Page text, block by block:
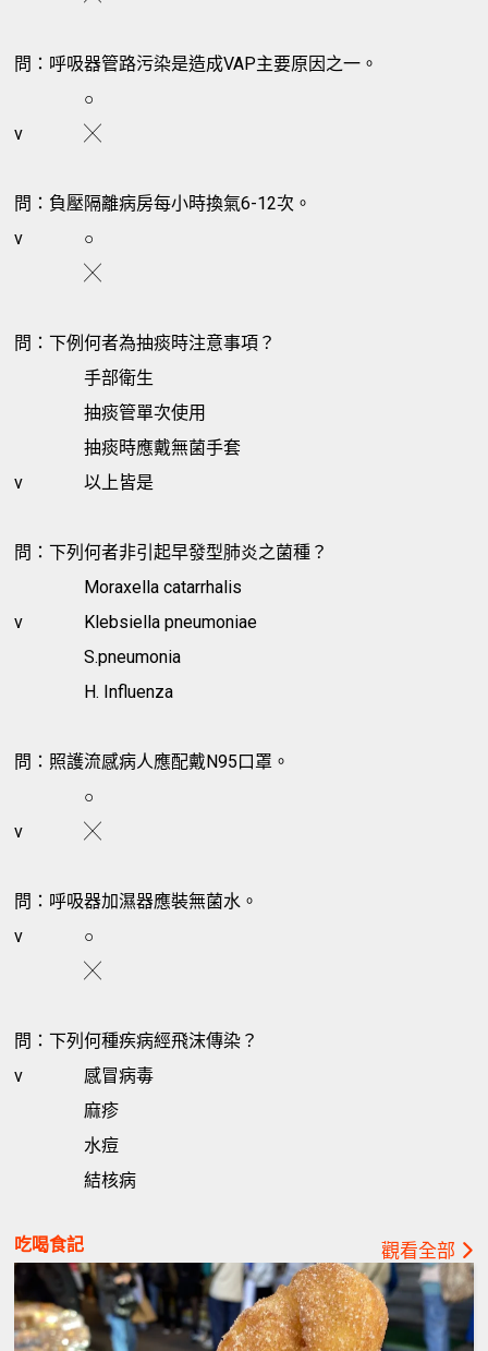
問：呼吸器管路污染是造成VAP主要原因之一。
○
v
╳
問：負壓隔離病房每小時換氣6-12次。
v
○
╳
問：下例何者為抽痰時注意事項？
手部衛生
抽痰管單次使用
抽痰時應戴無菌手套
v
以上皆是
問：下列何者非引起早發型肺炎之菌種？
Moraxella catarrhalis
v
Klebsiella pneumoniae
S.pneumonia
H. Influenza
問：照護流感病人應配戴N95口罩。
○
v
╳
問：呼吸器加濕器應裝無菌水。
v
○
╳
問：下列何種疾病經飛沫傳染？
v
感冒病毒
麻疹
水痘
結核病
吃喝食記 觀看全部